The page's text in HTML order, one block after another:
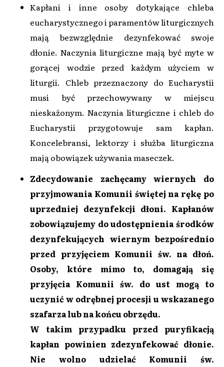
Kapłani i inne osoby dotykające chleba
eucharystycznego i paramentów liturgicznych
mają bezwzględnie dezynfekować swoje
dłonie. Naczynia liturgiczne mają być myte w
gorącej wodzie przed każdym użyciem w
liturgii. Chleb przeznaczony do Eucharystii
musi być przechowywany w miejscu
nieskażonym. Naczynia liturgiczne i chleb do
Eucharystii przygotowuje sam kapłan.
Koncelebransi, lektorzy i służba liturgiczna
mają obowiązek używania maseczek.
Zdecydowanie zachęcamy wiernych do
przyjmowania Komunii świętej na rękę po
uprzedniej dezynfekcji dłoni. Kapłanów
zobowiązujemy do udostępnienia środków
dezynfekujących wiernym bezpośrednio
przed przyjęciem Komunii św. na dłoń.
Osoby, które mimo to, domagają się
przyjęcia Komunii św. do ust mogą to
uczynić w odrębnej procesji u wskazanego
szafarza lub na końcu obrzędu.
W takim przypadku przed puryfikacją
kapłan powinien zdezynfekować dłonie.
Nie wolno udzielać Komunii św.